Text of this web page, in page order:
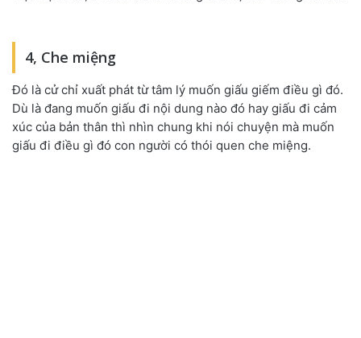
4, Che miệng
Đó là cử chỉ xuất phát từ tâm lý muốn giấu giếm điều gì đó.
Dù là đang muốn giấu đi nội dung nào đó hay giấu đi cảm
xúc của bản thân thì nhìn chung khi nói chuyện mà muốn
giấu đi điều gì đó con người có thói quen che miệng.